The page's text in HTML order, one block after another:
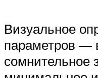
Визуальное
параметров —
сомнительное